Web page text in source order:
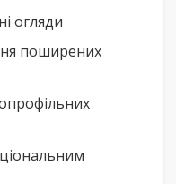
огляди
поширених